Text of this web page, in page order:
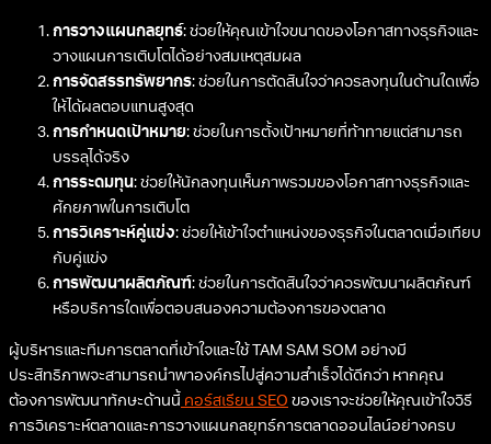
การวางแผนกลยุทธ์: ช่วยให้คุณเข้าใจขนาดของโอกาสทางธุรกิจและ
วางแผนการเติบโตได้อย่างสมเหตุสมผล
การจัดสรรทรัพยากร: ช่วยในการตัดสินใจว่าควรลงทุนในด้านใดเพื่อ
ให้ได้ผลตอบแทนสูงสุด
การกำหนดเป้าหมาย: ช่วยในการตั้งเป้าหมายที่ท้าทายแต่สามารถ
บรรลุได้จริง
การระดมทุน: ช่วยให้นักลงทุนเห็นภาพรวมของโอกาสทางธุรกิจและ
ศักยภาพในการเติบโต
การวิเคราะห์คู่แข่ง: ช่วยให้เข้าใจตำแหน่งของธุรกิจในตลาดเมื่อเทียบ
กับคู่แข่ง
การพัฒนาผลิตภัณฑ์: ช่วยในการตัดสินใจว่าควรพัฒนาผลิตภัณฑ์
หรือบริการใดเพื่อตอบสนองความต้องการของตลาด
ผู้บริหารและทีมการตลาดที่เข้าใจและใช้ TAM SAM SOM อย่างมี
ประสิทธิภาพจะสามารถนำพาองค์กรไปสู่ความสำเร็จได้ดีกว่า หากคุณ
ต้องการพัฒนาทักษะด้านนี้ คอร์สเรียน SEO ของเราจะช่วยให้คุณเข้าใจวิธี
การวิเคราะห์ตลาดและการวางแผนกลยุทธ์การตลาดออนไลน์อย่างครบ